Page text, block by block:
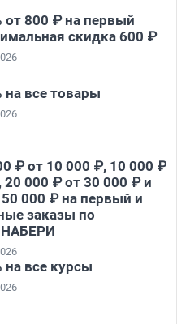
от 800 ₽ на первый
скидка 600 ₽
на все товары
₽ от 10 000 ₽, 10 000 ₽
20 000 ₽ от 30 000 ₽ и
000 ₽ на первый и
заказы по
НАБЕРИ
на все курсы